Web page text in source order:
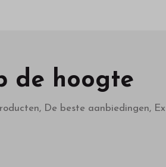
de hoogte
De beste aanbiedingen,